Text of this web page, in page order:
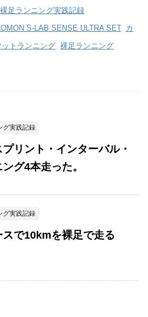
裸足ランニング実践記録
S-LAB SENSE ULTRA SET, カ
ットランニング, 裸足ランニング
グ実践記録
リント・インターバル・
ング4本走った。
グ実践記録
スで10kmを裸足で走る